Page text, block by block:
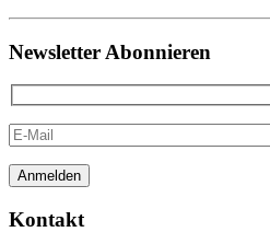
Newsletter Abonnieren
Kontakt